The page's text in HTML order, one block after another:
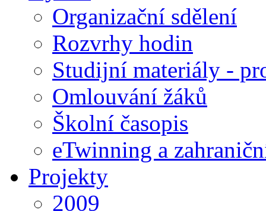
Organizační sdělení
Rozvrhy hodin
Studijní materiály -
Omlouvání žáků
Školní časopis
eTwinning a
Projekty
2009